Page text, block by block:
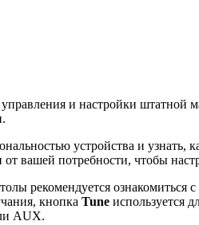
и настройки штатной
устройства и
вашей потребности, чтобы
рекомендуется
кнопка Tune используется
AUX.